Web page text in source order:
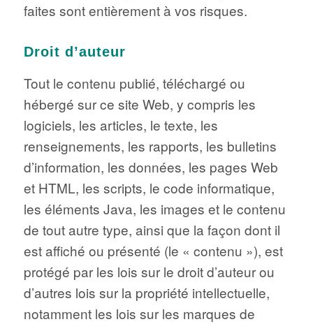
faites sont entièrement à vos risques.
Droit d’auteur
Tout le contenu publié, téléchargé ou
hébergé sur ce site Web, y compris les
logiciels, les articles, le texte, les
renseignements, les rapports, les bulletins
d’information, les données, les pages Web
et HTML, les scripts, le code informatique,
les éléments Java, les images et le contenu
de tout autre type, ainsi que la façon dont il
est affiché ou présenté (le « contenu »), est
protégé par les lois sur le droit d’auteur ou
d’autres lois sur la propriété intellectuelle,
notamment les lois sur les marques de